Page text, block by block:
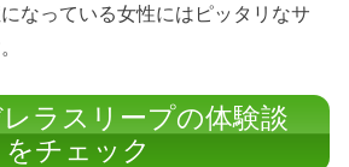
なっている女性にはピッタリなサ
ラスリープの体験談
をチェック